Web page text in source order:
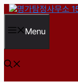
컨
츠
건
너
뛰
Menu